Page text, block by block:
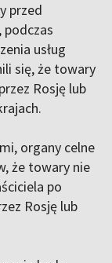
przed
usług
się, że towary
Rosję lub
organy celne
że towary nie
po
Rosję lub